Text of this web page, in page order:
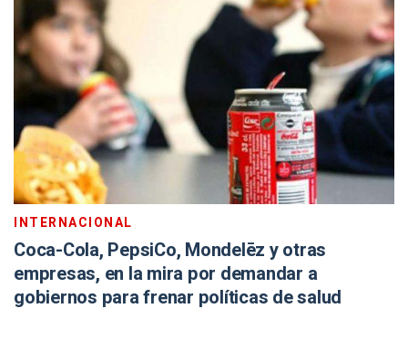
INTERNACIONAL
Coca-Cola, PepsiCo, Mondelēz y otras
empresas, en la mira por demandar a
gobiernos para frenar políticas de salud